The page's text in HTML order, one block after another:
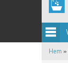
Hem »